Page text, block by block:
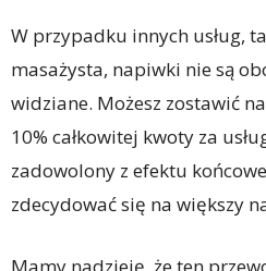
W przypadku innych usług,
masażysta, napiwki nie są
widziane. Możesz zostawić
10% całkowitej kwoty za
zadowolony z efektu
zdecydować się na większy
Mamy nadzieję, że ten